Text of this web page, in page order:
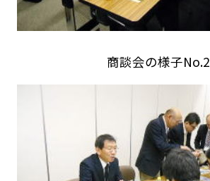
商談会の様子No.2